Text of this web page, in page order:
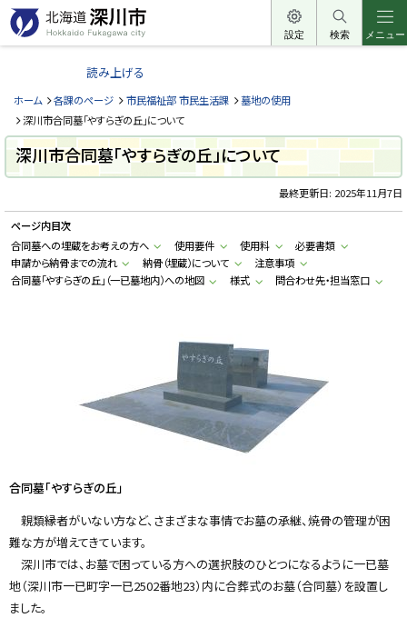
本
文
へ
ー
北
道
深
川
市
H
k
a
d
o
F
u
設定 検索 メニュー
読み上げる
ホーム 各課のページ 市民福祉部 市民生活課
墓地の使用
深川市合同墓「やすらぎの丘」について
深川市合同墓「やすらぎの丘」について
最終更新日: 2025年11月7日
ページ内目次
合同墓への埋蔵をお考えの方へ
使用要件 使用料
必要書類
申請から納骨までの流れ
納骨（埋蔵）について
注意事項
合同墓「やすらぎの丘」（一已墓地内）への地図
様式 問合わせ先・担当窓口
合同墓「やすらぎの丘」
親類縁者がいない方など、さまざまな事情でお墓の承継、焼骨の管理が困
難な方が増えてきています。
深川市では、お墓で困っている方への選択肢のひとつになるように一已墓
地（深川市一已町字一已2502番地23）内に合葬式のお墓（合同墓）を設置し
ました。